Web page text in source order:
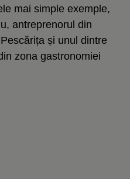
mai simple exemple,
antreprenorul din
și unul dintre
zona gastronomiei